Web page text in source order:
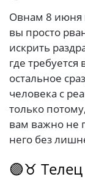
Овнам 8 июня
вы просто
искрить
где
остальное
человека с
только
вам важно не
него без
🟣♉ Телец